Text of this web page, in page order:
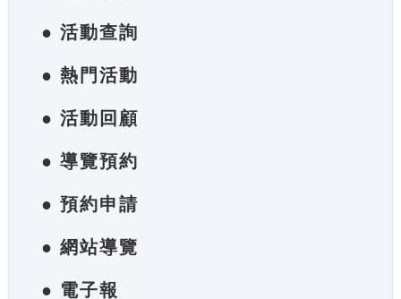
● 活動查詢
● 熱門活動
● 活動回顧
● 導覽預約
● 預約申請
● 網站導覽
● 電子報